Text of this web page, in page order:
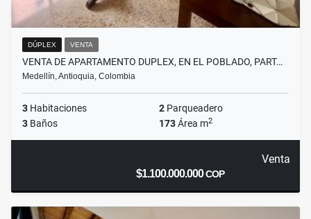
DÚPLEX VENTA
VENTA DE APARTAMENTO DUPLEX, EN EL POBLADO, PART…
Medellín, Antioquia, Colombia
3 Habitaciones 2 Parqueadero
3 Baños 173Área m2
Venta
$1.100.000.000COP